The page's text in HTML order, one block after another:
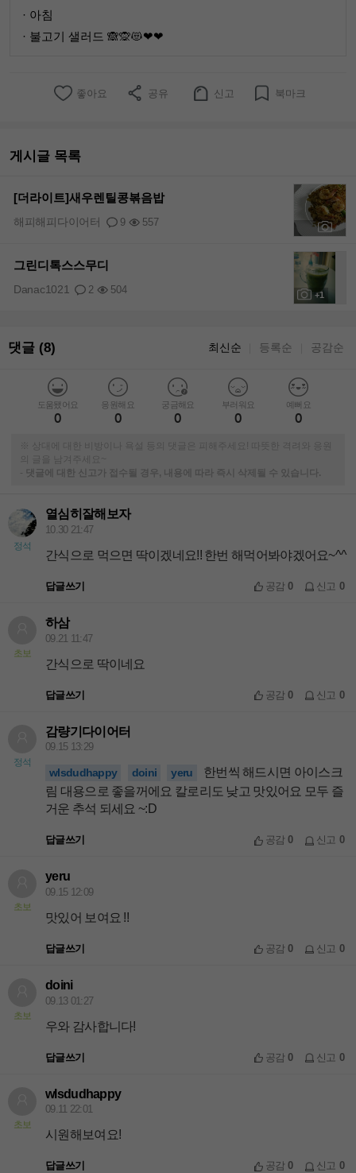
· 아침
· 불고기 샐러드 🙈🙊😻❤❤
좋아요 공유 신고 북마크
게시글 목록
[더라이트]새우렌틸콩볶음밥
9 557
해피해피다이어터
+1
그린디톡스스무디
2 504
Danac1021
댓글 (8) 최신순 등록순 공감순
도움됐어요
0
응원해요
0
궁금해요
0
부러워요
0
예뻐요
0
※ 상대에 대한 비방이나 욕설 등의 댓글은 피해주세요! 따뜻한 격려와 응원
-
댓글에 대한 신고가 접수될 경우, 내용에 따라 즉시 삭제될 수 있습니다.
정석
열심히잘해보자
10.30 21:47
간식으로 먹으면 딱이겠네요!! 한번 해먹어봐야겠어요~^^
답글쓰기 공감0 신고 0
초보
하삼
09.21 11:47
간식으로 딱이네요
답글쓰기 공감0 신고 0
정석
감량기다이어터
09.15 13:29
wlsdudhappy doini yeru
한번씩 해드시면 아이스크
림 대용으로 좋을꺼에요 칼로리도 낮고 맛있어요 모두 즐
거운 추석 되세요 ~:D
답글쓰기 공감0 신고 0
초보
yeru
09.15 12:09
맛있어 보여요 !!
답글쓰기 공감0 신고 0
초보
doini
09.13 01:27
우와 감사합니다!
답글쓰기 공감0 신고 0
초보
wlsdudhappy
09.11 22:01
시원해보여요!
답글쓰기 공감0 신고 0